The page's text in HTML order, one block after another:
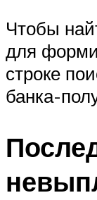
Чтобы
для
строке
банка-